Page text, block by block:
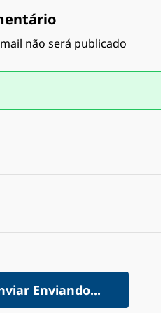
não será publicado
Enviando...